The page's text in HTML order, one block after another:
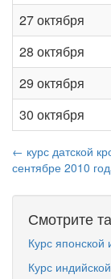
27 октября
28 октября
29 октября
30 октября
← курс датской
сентябре 2010
Смотрите
Курс японской
Курс